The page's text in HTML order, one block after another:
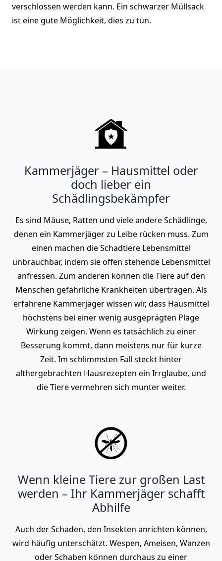
verschlossen werden kann. Ein schwarzer Müllsack
ist eine gute Möglichkeit, dies zu tun.
Kammerjäger – Hausmittel oder
doch lieber ein
Schädlingsbekämpfer
Es sind Mäuse, Ratten und viele andere Schädlinge,
denen ein Kammerjäger zu Leibe rücken muss. Zum
einen machen die Schadtiere Lebensmittel
unbrauchbar, indem sie offen stehende Lebensmittel
anfressen. Zum anderen können die Tiere auf den
Menschen gefährliche Krankheiten übertragen. Als
erfahrene Kammerjäger wissen wir, dass Hausmittel
höchstens bei einer wenig ausgeprägten Plage
Wirkung zeigen. Wenn es tatsächlich zu einer
Besserung kommt, dann meistens nur für kurze
Zeit. Im schlimmsten Fall steckt hinter
althergebrachten Hausrezepten ein Irrglaube, und
die Tiere vermehren sich munter weiter.
Wenn kleine Tiere zur großen Last
werden – Ihr Kammerjäger schafft
Abhilfe
Auch der Schaden, den Insekten anrichten können,
wird häufig unterschätzt. Wespen, Ameisen, Wanzen
oder Schaben können durchaus zu einer